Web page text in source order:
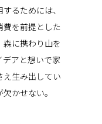
るためには、
費を前提とした
森に携わり山を
アと想いで家
生み出してい
かせない。